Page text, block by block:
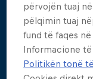
Inside the
përvojën tuaj
pëlqimin tuaj
fund të faqes
Informacione
Politikën tonë